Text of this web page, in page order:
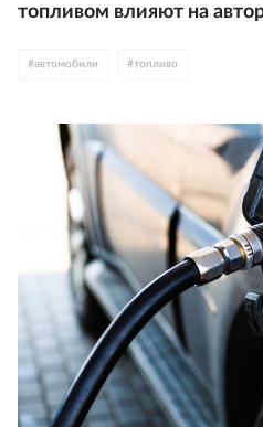
топливом влияют на
#автомобили #топливо